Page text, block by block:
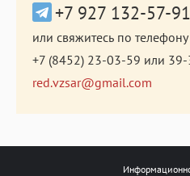
+7 927 132-57-91
или свяжитесь по
+7 (8452) 23-03-59 или 39-
red.vzsar@gmail.com